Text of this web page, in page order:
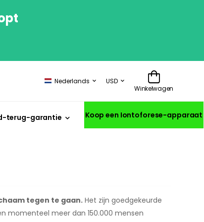
Nederlands
USD
Winkelwagen
terug-garantie Koop een Iontoforese-apparaat
tegen te gaan. Het zijn goedgekeurde
momenteel meer dan 150.000 mensen